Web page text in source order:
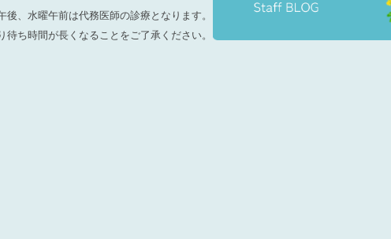
、水曜午前は代務医師の診療となります。
待ち時間が長くなることをご了承ください。